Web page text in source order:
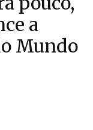
a
Mundo